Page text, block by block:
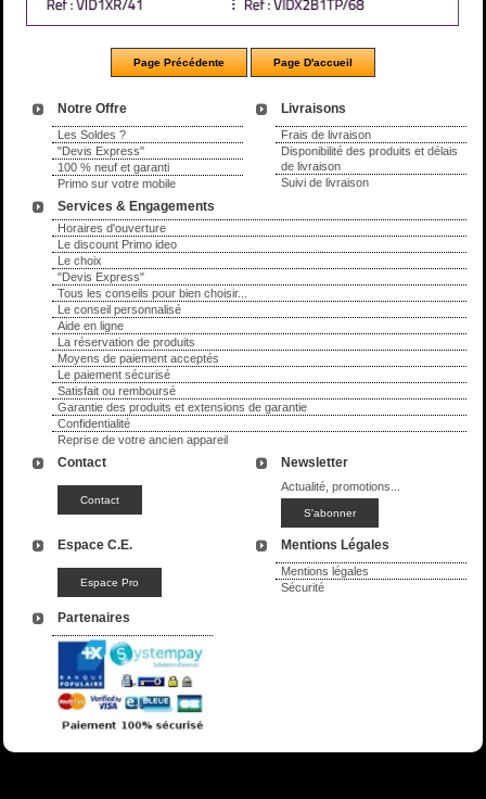
Notre Offre
Les Soldes ?
"Devis Express"
100 % neuf et garanti
Primo sur votre mobile
Livraisons
Frais de livraison
Disponibilité des produits et délais
de livraison
Suivi de livraison
Services & Engagements
Horaires d'ouverture
Le discount Primo ideo
Le choix
"Devis Express"
Tous les conseils pour bien choisir...
Le conseil personnalisé
Aide en ligne
La réservation de produits
Moyens de paiement acceptés
Le paiement sécurisé
Satisfait ou remboursé
Garantie des produits et extensions de garantie
Confidentialité
Reprise de votre ancien appareil
Contact Newsletter
Actualité, promotions...
Espace C.E. Mentions Légales
Mentions légales
Sécurité
Partenaires